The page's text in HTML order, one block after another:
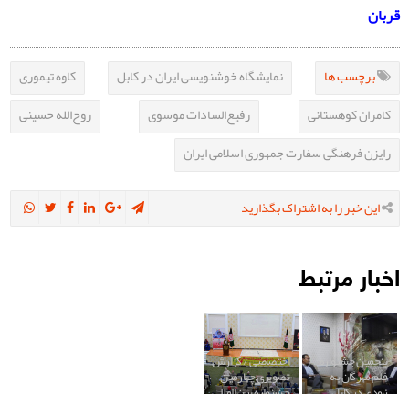
قربان
برچسب ها نمایشگاه خوشنویسی ایران در کابل
کاوه تیموری
کامران کوهستانی
رفیع‌السادات موسوی
روح‌الله حسینی
رایزن فرهنگی سفارت جمهوری اسلامی ایران
این خبر را به اشتراک بگذارید
اخبار مرتبط
پنجمین جشنواره
فلم مهرگان به
اختصاصی / گزارش
تصویری چهارمین